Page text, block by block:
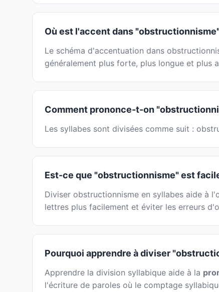
Où est l'accent dans
Le schéma d'accentuation dans
généralement plus forte, plus longue et plus
Comment prononce-t-on
Les syllabes sont divisées comme suit :
Est-ce que "obstructionnisme" est
Diviser obstructionnisme en syllabes aide à
lettres plus facilement et éviter les erreurs
Pourquoi apprendre à diviser
Apprendre la division syllabique aide à la
l'écriture de paroles où le comptage